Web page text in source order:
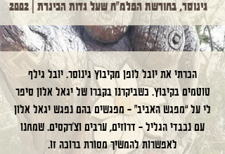
גינוסר, בחורשת הפלמ”ח שעל גדות הכינרת | 2002
הכרתי את יובל לופן מקיבוץ גינוסר. יובל גילף
טוטמים בקיבוץ. כשביקרנו בקברו של יגאל אלון סיפר
לי על “מפגש האביב” – מפגשים בהם נפגש יגאל אלון
עם נכבדי הגליל – דרוזים, ערבים וצ’רקסים. שמחנו
לאפשרות להמשיך מסורת ברוכה זו.